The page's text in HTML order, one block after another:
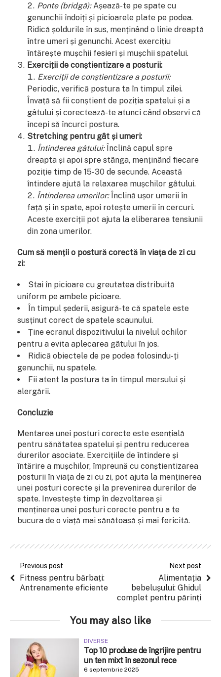
Ponte (bridgă):Așează-te pe spate cu
genunchii îndoiți și picioarele plate pe podea.
Ridică șoldurile în sus, menținând o linie dreaptă
între umeri și genunchi. Acest exercițiu
întărește mușchii fesieri și mușchii spatelui.
Exerciții de conștientizare a posturii:
Exerciții de conștientizare a posturii:
Periodic, verifică postura ta în timpul zilei.
Învață să fii conștient de poziția spatelui și a
gâtului și corectează-te atunci când observi că
începi să încurci postura.
Stretching pentru gât și umeri:
Întinderea gâtului:Înclină capul spre
dreapta și apoi spre stânga, menținând fiecare
poziție timp de 15-30 de secunde. Această
întindere ajută la relaxarea mușchilor gâtului.
Întinderea umerilor:Înclină ușor umerii în
față și în spate, apoi rotește umerii în cercuri.
Aceste exerciții pot ajuta la eliberarea tensiunii
din zona umerilor.
Cum să menții o postură corectă în viața de zi cu
zi:
Stai în picioare cu greutatea distribuită
uniform pe ambele picioare.
În timpul șederii, asigură-te că spatele este
susținut corect de spatele scaunului.
Ține ecranul dispozitivului la nivelul ochilor
pentru a evita aplecarea gâtului în jos.
Ridică obiectele de pe podea folosindu-ți
genunchii, nu spatele.
Fii atent la postura ta în timpul mersului și
alergării.
Concluzie
Mentarea unei posturi corecte este esențială
pentru sănătatea spatelui și pentru reducerea
durerilor asociate. Exercițiile de întindere și
întărire a mușchilor, împreună cu conștientizarea
posturii în viața de zi cu zi, pot ajuta la menținerea
unei posturi corecte și la prevenirea durerilor de
spate. Investește timp în dezvoltarea și
menținerea unei posturi corecte pentru a te
bucura de o viață mai sănătoasă și mai fericită.
Previous post
Fitness pentru bărbați:
Antrenamente eficiente
Next post
Alimentația
bebelușului: Ghidul
complet pentru părinți
You may also like
DIVERSE
Top 10 produse de îngrijire pentru
un ten mixt în sezonul rece
6 septembrie 2025